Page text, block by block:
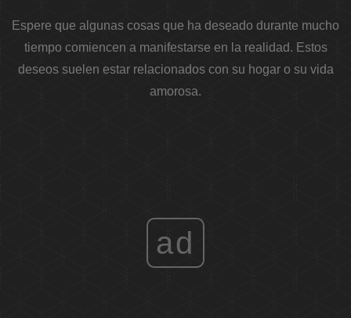
Espere que algunas cosas que ha deseado durante mucho
tiempo comiencen a manifestarse en la realidad. Estos
deseos suelen estar relacionados con su hogar o su vida
amorosa.
ad